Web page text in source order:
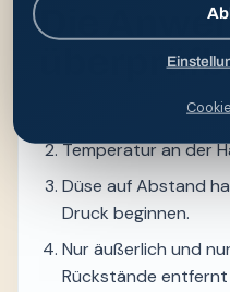
Die
Hände waschen und
Temperatur an der
Düse auf Abstand
Druck beginnen.
Nur äußerlich und
Rückstände entfernt